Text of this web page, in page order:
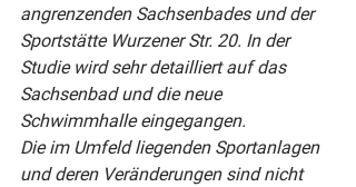
angrenzenden Sachsenbades und der
Sportstätte Wurzener Str. 20. In der
Studie wird sehr detailliert auf das
Sachsenbad und die neue
Schwimmhalle eingegangen.
Die im Umfeld liegenden Sportanlagen
und deren Veränderungen sind nicht